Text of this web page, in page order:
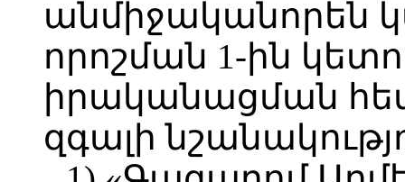
անմիջականորեն
որոշման 1-ին
իրականացման
զգալի